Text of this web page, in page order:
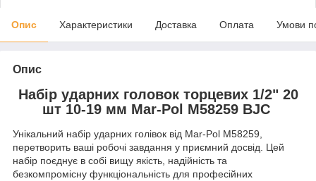
Опис Характеристики Доставка Оплата Умови
Опис
Набір ударних головок торцевих 1/2" 20
шт 10-19 мм Mar-Pol M58259 BJC
Унікальний набір ударних голівок від Mar-Pol M58259,
перетворить ваші робочі завдання у приємний досвід. Цей
набір поєднує в собі вищу якість, надійність та
безкомпромісну функціональність для професійних